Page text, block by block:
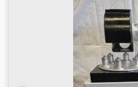
Leistung: 3,1 kW Haspel
Typ H-3 Max. Belastung:
Spannung: 220/380 V 50